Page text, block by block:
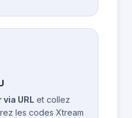
URL et collez
les codes Xtream